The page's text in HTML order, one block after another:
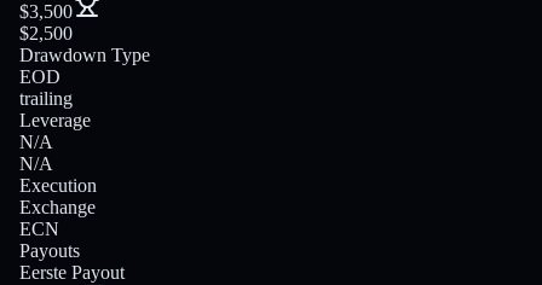
$3,500
$2,500
Drawdown Type
EOD
trailing
Leverage
N/A
N/A
Execution
Exchange
ECN
Payouts
Eerste Payout